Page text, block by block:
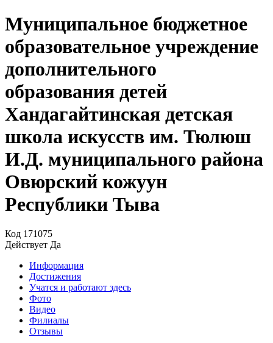
Муниципальное бюджетное
образовательное учреждение
дополнительного
образования детей
Хандагайтинская детская
школа искусств им. Тюлюш
И.Д. муниципального района
Овюрский кожуун
Республики Тыва
Код 171075
Действует Да
Информация
Достижения
Учатся и работают здесь
Фото
Видео
Филиалы
Отзывы